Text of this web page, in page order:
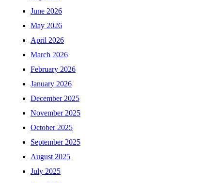
June 2026
May 2026
April 2026
March 2026
February 2026
January 2026
December 2025
November 2025
October 2025
September 2025
August 2025
July 2025